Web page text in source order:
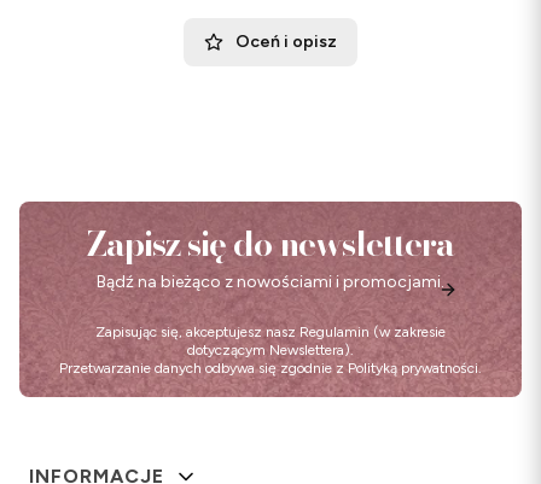
Oceń i opisz
Zapisz się do newslettera
Bądź na bieżąco z nowościami i promocjami.
Zapisując się, akceptujesz nasz Regulamin (w zakresie
dotyczącym Newslettera).
Przetwarzanie danych odbywa się zgodnie z Polityką prywatności.
Linki w stopce
INFORMACJE